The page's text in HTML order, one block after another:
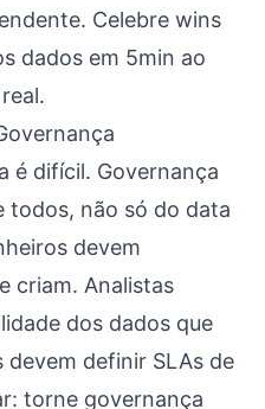
Celebre wins
dados em 5min ao
é difícil. Governança
todos, não só do data
devem
criam. Analistas
dos dados que
devem definir SLAs de
torne governança